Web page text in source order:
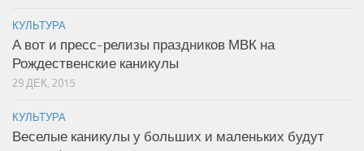
КУЛЬТУРА
А вот и пресс-релизы праздников МВК на
Рождественские каникулы
29 ДЕК, 2015
КУЛЬТУРА
Веселые каникулы у больших и маленьких будут